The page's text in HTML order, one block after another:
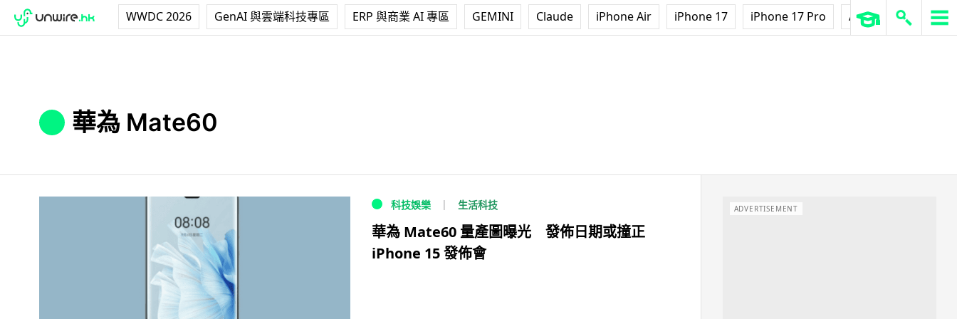
WWDC 2026 GenAI 與雲端科技專區 ERP 與商業 AI 專區 GEMINI Claude iPhone Air iPhone 17 iPhone 17 Pro AirPods Pro 3
華為 Mate60
科技娛樂 生活科技
華為 Mate60 量產圖曝光 發佈日期或撞正
iPhone 15 發佈會
ADVERTISEMENT